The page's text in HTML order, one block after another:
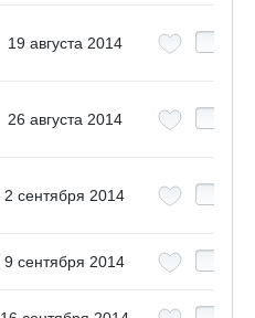
19 августа 2014
26 августа 2014
2 сентября 2014
9 сентября 2014